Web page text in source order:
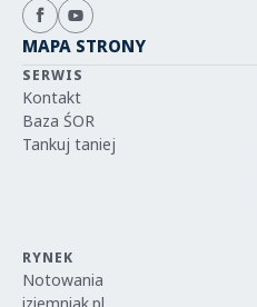
MAPA STRONY
SERWIS
Kontakt
Baza ŚOR
Tankuj taniej
RYNEK
Notowania